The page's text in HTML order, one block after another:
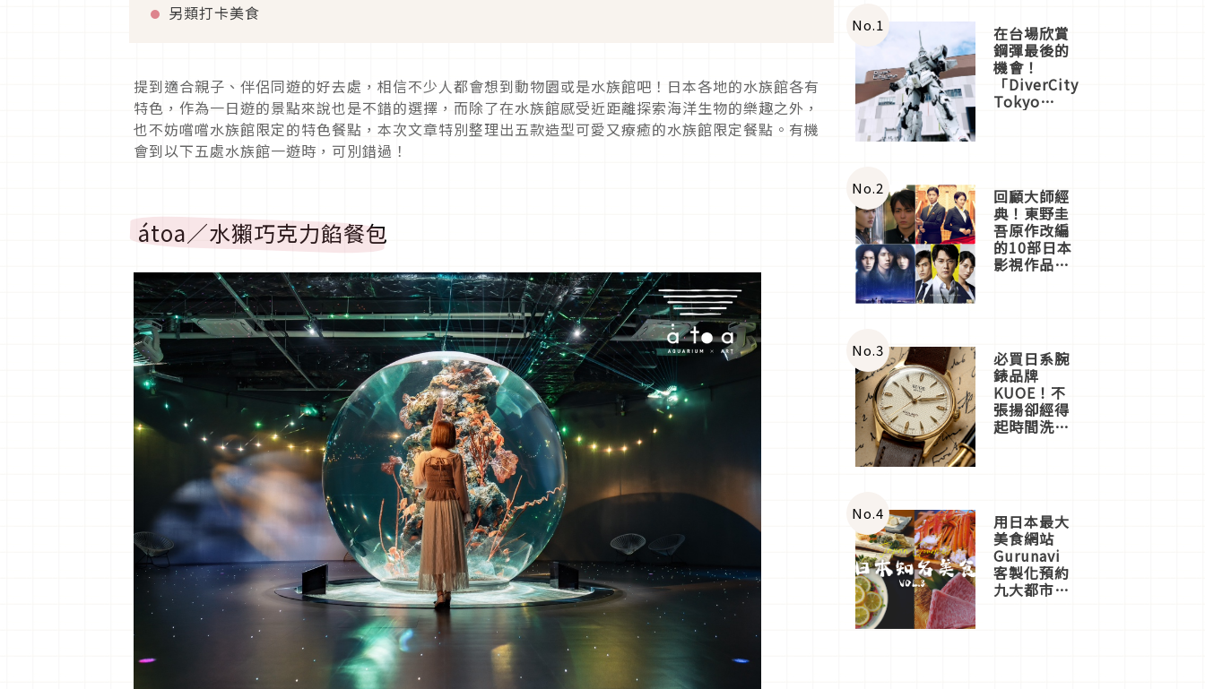
另類打卡美食
提到適合親子、伴侶同遊的好去處，相信不少人都會想到動物園或是水族館吧！日本各地的水族館各有
特色，作為一日遊的景點來說也是不錯的選擇，而除了在水族館感受近距離探索海洋生物的樂趣之外，
也不妨嚐嚐水族館限定的特色餐點，本次文章特別整理出五款造型可愛又療癒的水族館限定餐點。有機
會到以下五處水族館一遊時，可別錯過！
átoa／水獺巧克力餡餐包
No.1 在台場欣賞
鋼彈最後的
機會！
「DiverCity
Tokyo
體驗
No.2 回顧大師經
典！東野圭
吾原作改編
的10部日本
影視作品推
No.3 必買日系腕
錶品牌
KUOE！不
張揚卻經得
起時間洗鍊
No.4 用日本最大
美食網站
Gurunavi
客製化預約
九大都市餐